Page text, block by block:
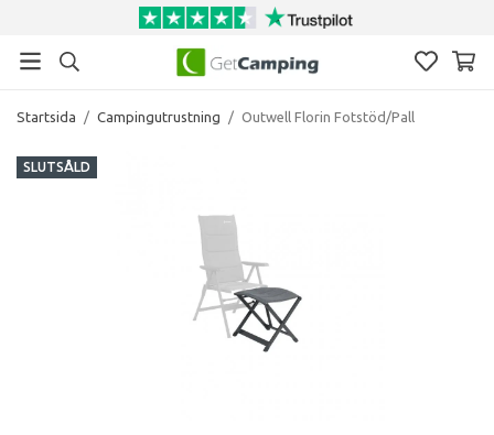
Startsida / Campingutrustning / Outwell Florin Fotstöd/Pall
SLUTSÅLD